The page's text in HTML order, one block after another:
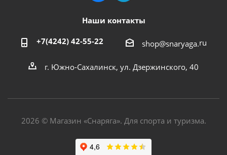
Наши контакты
+7(4242) 42-55-22 shop@snaryaga.ru
г. Южно-Сахалинск, ул. Дзержинского, 40
2026 © Магазин «Снаряга». Для спорта и туризма.